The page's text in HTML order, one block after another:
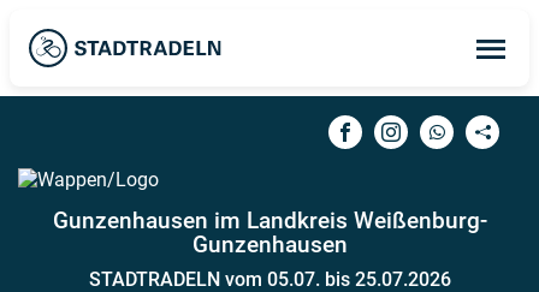
Gunzenhausen im Landkreis Weißenburg-
Gunzenhausen
STADTRADELN vom 05.07. bis 25.07.2026